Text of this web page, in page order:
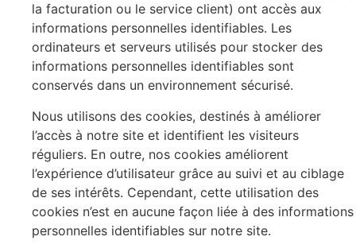
la facturation ou le service client) ont accès aux
informations personnelles identifiables. Les
ordinateurs et serveurs utilisés pour stocker des
informations personnelles identifiables sont
conservés dans un environnement sécurisé.
Nous utilisons des cookies, destinés à améliorer
l’accès à notre site et identifient les visiteurs
réguliers. En outre, nos cookies améliorent
l’expérience d’utilisateur grâce au suivi et au ciblage
de ses intérêts. Cependant, cette utilisation des
cookies n’est en aucune façon liée à des informations
personnelles identifiables sur notre site.